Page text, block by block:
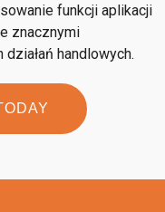
funkcji aplikacji
znacznymi
handlowych.